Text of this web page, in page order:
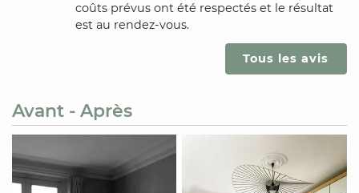
coûts prévus ont été respectés et le résultat
est au rendez-vous.
Tous les avis
Avant - Après